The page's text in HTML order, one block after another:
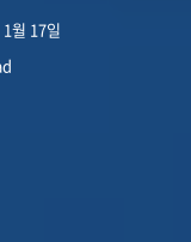
월 17일